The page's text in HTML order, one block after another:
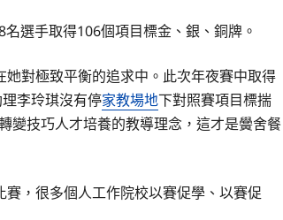
選手取得106個項目標金、銀、銅牌。
對極致平衡的追求中。此次年夜賽中取得
李玲琪沒有停家教場地下對照賽項目標揣
變技巧人才培養的教導理念，這才是黌舍餐
，很多個人工作院校以賽促學、以賽促